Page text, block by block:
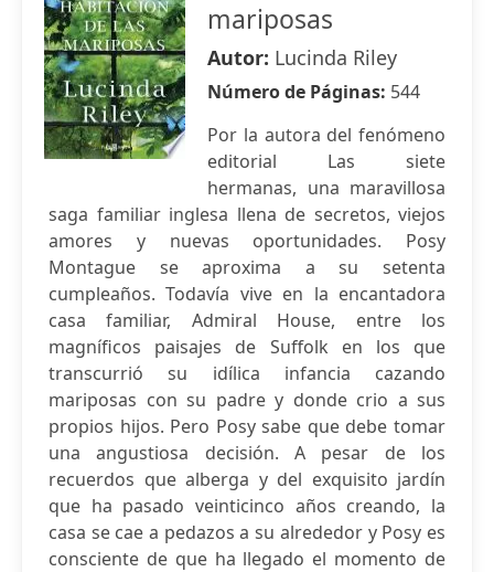
mariposas
Autor: Lucinda Riley
Número de Páginas: 544
Por la autora del fenómeno
editorial Las siete
hermanas, una maravillosa
saga familiar inglesa llena de secretos, viejos
amores y nuevas oportunidades. Posy
Montague se aproxima a su setenta
cumpleaños. Todavía vive en la encantadora
casa familiar, Admiral House, entre los
magníficos paisajes de Suffolk en los que
transcurrió su idílica infancia cazando
mariposas con su padre y donde crio a sus
propios hijos. Pero Posy sabe que debe tomar
una angustiosa decisión. A pesar de los
recuerdos que alberga y del exquisito jardín
que ha pasado veinticinco años creando, la
casa se cae a pedazos a su alrededor y Posy es
consciente de que ha llegado el momento de